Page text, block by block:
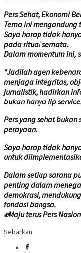
Pers Sehat, Ekonomi
Tema ini mengandung
Saya harap tidak
pada ritual semata.
Dalam momentum ini,
*Jadilah agen
menjaga integritas,
jurnalistik, hadirkan
bukan hanya lip service.
Pers yang sehat
perayaan.
Saya harap tidak
untuk
Dalam setiap sarana
penting dalam
demokrasi,
fondasi bangsa.
✊Maju terus Pers
Sebarkan